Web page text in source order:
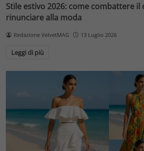
Stile estivo 2026: come combattere il
rinunciare alla moda
Redazione VelvetMAG 13 Luglio 2026
Leggi di più